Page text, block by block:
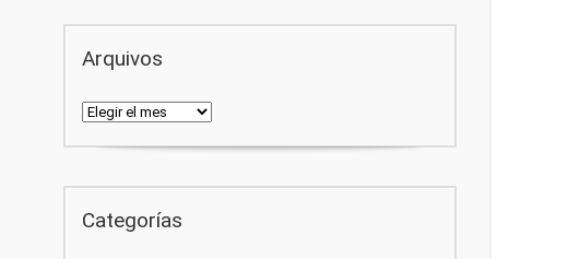
Arquivos
Arquivos
Categorías